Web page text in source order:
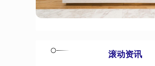
滚动资讯